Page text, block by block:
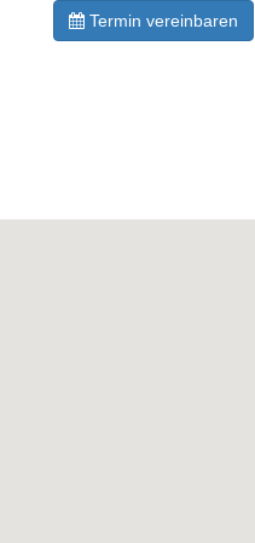
Termin vereinbaren